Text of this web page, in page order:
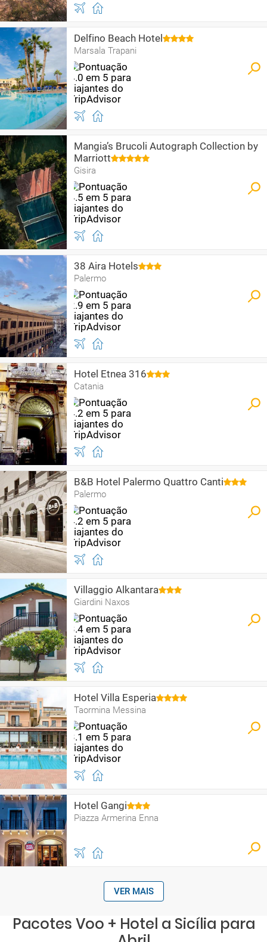
Delfino Beach Hotel
Marsala Trapani
Mangia’s Brucoli Autograph Collection by
Marriott
Gisira
38 Aira Hotels
Palermo
Hotel Etnea 316
Catania
B&B Hotel Palermo Quattro Canti
Palermo
Villaggio Alkantara
Giardini Naxos
Hotel Villa Esperia
Taormina Messina
Hotel Gangi
Piazza Armerina Enna
VER MAIS
Pacotes Voo + Hotel a Sicília para